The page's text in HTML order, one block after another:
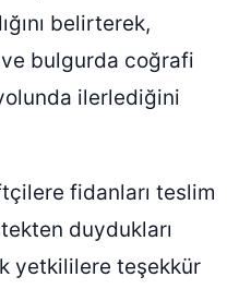
belirterek,
ve bulgurda coğrafi
ilerlediğini
fidanları teslim
duydukları
yetkililere teşekkür